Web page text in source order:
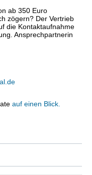
ab 350 Euro
zögern? Der Vertrieb
die Kontaktaufnahme
Ansprechpartnerin
auf einen Blick.